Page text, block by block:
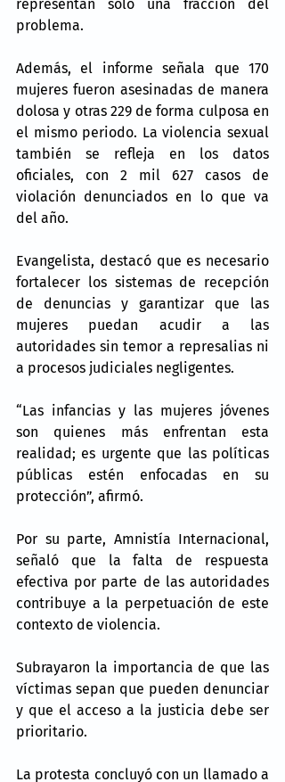
representan sólo una fracción del
problema.
Además, el informe señala que 170
mujeres fueron asesinadas de manera
dolosa y otras 229 de forma culposa en
el mismo periodo. La violencia sexual
también se refleja en los datos
oficiales, con 2 mil 627 casos de
violación denunciados en lo que va
del año.
Evangelista, destacó que es necesario
fortalecer los sistemas de recepción
de denuncias y garantizar que las
mujeres puedan acudir a las
autoridades sin temor a represalias ni
a procesos judiciales negligentes.
“Las infancias y las mujeres jóvenes
son quienes más enfrentan esta
realidad; es urgente que las políticas
públicas estén enfocadas en su
protección”, afirmó.
Por su parte, Amnistía Internacional,
señaló que la falta de respuesta
efectiva por parte de las autoridades
contribuye a la perpetuación de este
contexto de violencia.
Subrayaron la importancia de que las
víctimas sepan que pueden denunciar
y que el acceso a la justicia debe ser
prioritario.
La protesta concluyó con un llamado a